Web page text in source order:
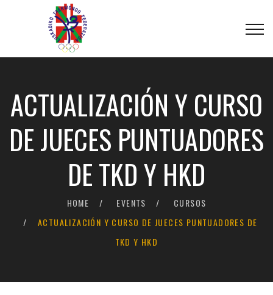
ACTUALIZACIÓN Y CURSO
DE JUECES PUNTUADORES
DE TKD Y HKD
HOME EVENTS
CURSOS
ACTUALIZACIÓN Y CURSO DE JUECES PUNTUADORES DE
TKD Y HKD